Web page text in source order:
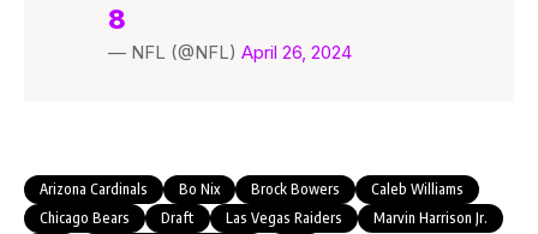
8
— NFL (@NFL) April 26, 2024
Arizona Cardinals Bo Nix Brock Bowers
Caleb Williams
Chicago Bears
Draft Las Vegas Raiders
Marvin Harrison Jr.